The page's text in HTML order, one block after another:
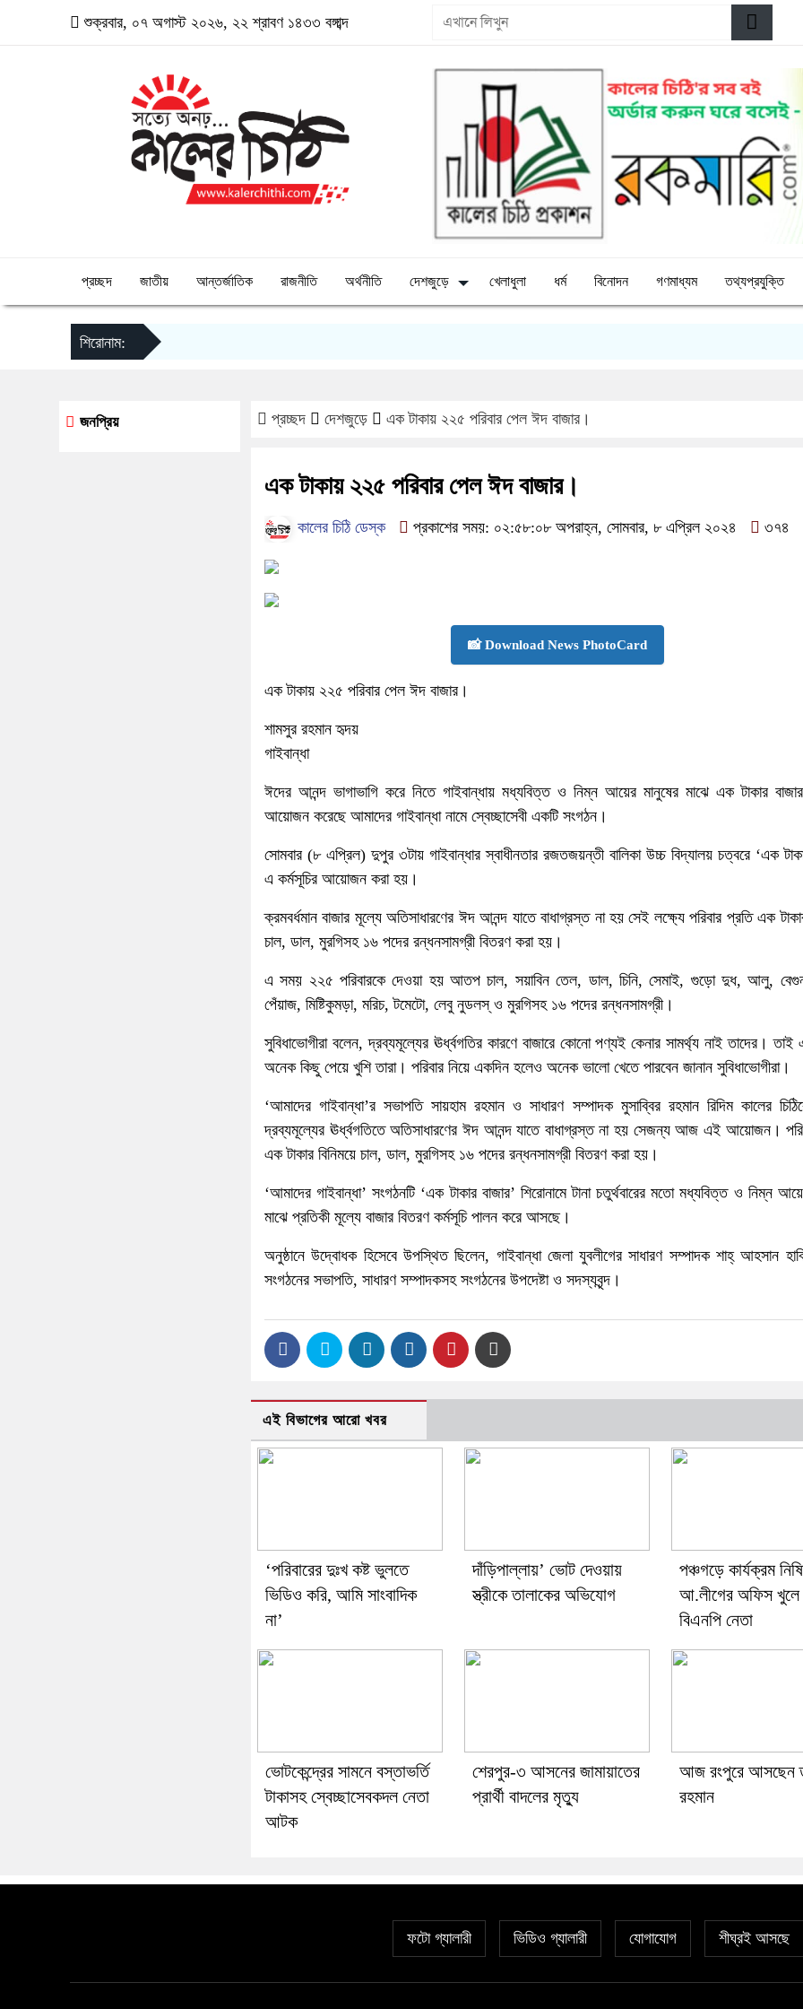
শুক্রবার, ০৭ অগাস্ট ২০২৬, ২২ শ্রাবণ ১৪৩৩ বঙ্গাব্দ
প্রচ্ছদ জাতীয় আন্তর্জাতিক রাজনীতি অর্থনীতি দেশজুড়ে খেলাধুলা ধর্ম বিনোদন গণমাধ্যম তথ্যপ্রযুক্তি
শিরোনাম:
প্রচ্ছদ দেশজুড়ে এক টাকায় ২২৫ পরিবার পেল ঈদ বাজার।
এক টাকায় ২২৫ পরিবার পেল ঈদ বাজার।
কালের চিঠি ডেস্ক প্রকাশের সময়: ০২:৫৮:০৮ অপরাহ্ন, সোমবার, ৮ এপ্রিল ২০২৪ ৩৭৪
📸 Download News PhotoCard
এক টাকায় ২২৫ পরিবার পেল ঈদ বাজার।
শামসুর রহমান হৃদয়
গাইবান্ধা
ঈদের আনন্দ ভাগাভাগি করে নিতে গাইবান্ধায় মধ্যবিত্ত ও নিম্ন আয়ের মানুষের মাঝে এক টাকার বাজার
আয়োজন করেছে আমাদের গাইবান্ধা নামে স্বেচ্ছাসেবী একটি সংগঠন।
সোমবার (৮ এপ্রিল) দুপুর ৩টায় গাইবান্ধার স্বাধীনতার রজতজয়ন্তী বালিকা উচ্চ বিদ্যালয় চত্বরে ‘এক
এ কর্মসূচির আয়োজন করা হয়।
ক্রমবর্ধমান বাজার মূল্যে অতিসাধারণের ঈদ আনন্দ যাতে বাধাগ্রস্ত না হয় সেই লক্ষ্যে পরিবার প্রতি এক
চাল, ডাল, মুরগিসহ ১৬ পদের রন্ধনসামগ্রী বিতরণ করা হয়।
এ সময় ২২৫ পরিবারকে দেওয়া হয় আতপ চাল, সয়াবিন তেল, ডাল, চিনি, সেমাই, গুড়ো দুধ, আলু,
পেঁয়াজ, মিষ্টিকুমড়া, মরিচ, টমেটো, লেবু নুডলস্ ও মুরগিসহ ১৬ পদের রন্ধনসামগ্রী।
সুবিধাভোগীরা বলেন, দ্রব্যমূল্যের ঊর্ধ্বগতির কারণে বাজারে কোনো পণ্যই কেনার সামর্থ্য নাই তাদের। তাই
অনেক কিছু পেয়ে খুশি তারা। পরিবার নিয়ে একদিন হলেও অনেক ভালো খেতে পারবেন জানান সুবিধাভোগীরা।
‘আমাদের গাইবান্ধা’র সভাপতি সায়হাম রহমান ও সাধারণ সম্পাদক মুসাব্বির রহমান রিদিম কালের
দ্রব্যমূল্যের ঊর্ধ্বগতিতে অতিসাধারণের ঈদ আনন্দ যাতে বাধাগ্রস্ত না হয় সেজন্য আজ এই আয়োজন।
এক টাকার বিনিময়ে চাল, ডাল, মুরগিসহ ১৬ পদের রন্ধনসামগ্রী বিতরণ করা হয়।
‘আমাদের গাইবান্ধা’ সংগঠনটি ‘এক টাকার বাজার’ শিরোনামে টানা চতুর্থবারের মতো মধ্যবিত্ত ও নিম্ন
মাঝে প্রতিকী মূল্যে বাজার বিতরণ কর্মসূচি পালন করে আসছে।
অনুষ্ঠানে উদ্বোধক হিসেবে উপস্থিত ছিলেন, গাইবান্ধা জেলা যুবলীগের সাধারণ সম্পাদক শাহ্ আহসান
সংগঠনের সভাপতি, সাধারণ সম্পাদকসহ সংগঠনের উপদেষ্টা ও সদস্যবৃন্দ।
এই বিভাগের আরো খবর
‘পরিবারের দুঃখ কষ্ট ভুলতে
ভিডিও করি, আমি সাংবাদিক
না’
দাঁড়িপাল্লায়’ ভোট দেওয়ায়
স্ত্রীকে তালাকের অভিযোগ
পঞ্চগড়ে কার্যক্রম
আ.লীগের অফিস খুলে
বিএনপি নেতা
ভোটকেন্দ্রের সামনে বস্তাভর্তি
টাকাসহ স্বেচ্ছাসেবকদল নেতা
আটক
শেরপুর-৩ আসনের জামায়াতের
প্রার্থী বাদলের মৃত্যু
আজ রংপুরে আসছেন
রহমান
জনপ্রিয়
ফটো গ্যালারী ভিডিও গ্যালারী যোগাযোগ শীঘ্রই আসছে